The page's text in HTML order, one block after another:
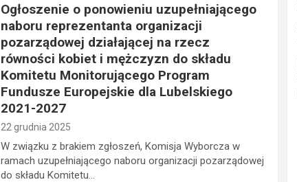
Ogłoszenie o ponowieniu uzupełniającego
naboru reprezentanta organizacji
pozarządowej działającej na rzecz
równości kobiet i mężczyzn do składu
Komitetu Monitorującego Program
Fundusze Europejskie dla Lubelskiego
2021-2027
22 grudnia 2025
W związku z brakiem zgłoszeń, Komisja Wyborcza w
ramach uzupełniającego naboru organizacji pozarządowej
do składu Komitetu…